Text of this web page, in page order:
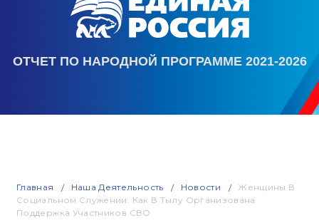
ОТЧЕТ ПО НАРОДНОЙ ПРОГРАММЕ 2021-2026
Главная Наша Деятельность Новости
Женщины В
Социальном Служении: Как В Тылу Организована
Поддержка Участников СВО